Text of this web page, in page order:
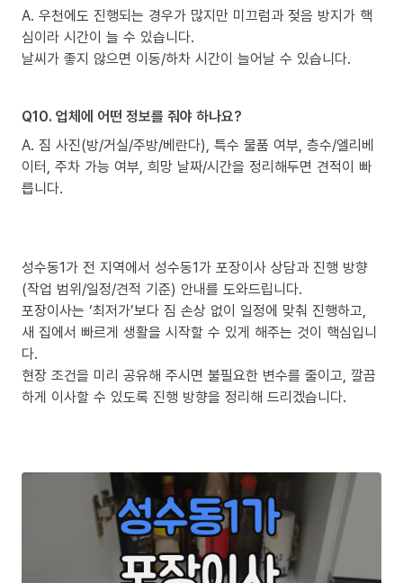
A. 우천에도 진행되는 경우가 많지만 미끄럼과 젖음 방지가 핵
심이라 시간이 늘 수 있습니다.
날씨가 좋지 않으면 이동/하차 시간이 늘어날 수 있습니다.
Q10. 업체에 어떤 정보를 줘야 하나요?
A. 짐 사진(방/거실/주방/베란다), 특수 물품 여부, 층수/엘리베
이터, 주차 가능 여부, 희망 날짜/시간을 정리해두면 견적이 빠
릅니다.
성수동1가 전 지역에서 성수동1가 포장이사 상담과 진행 방향
(작업 범위/일정/견적 기준) 안내를 도와드립니다.
포장이사는 ‘최저가’보다 짐 손상 없이 일정에 맞춰 진행하고,
새 집에서 빠르게 생활을 시작할 수 있게 해주는 것이 핵심입니
다.
현장 조건을 미리 공유해 주시면 불필요한 변수를 줄이고, 깔끔
하게 이사할 수 있도록 진행 방향을 정리해 드리겠습니다.